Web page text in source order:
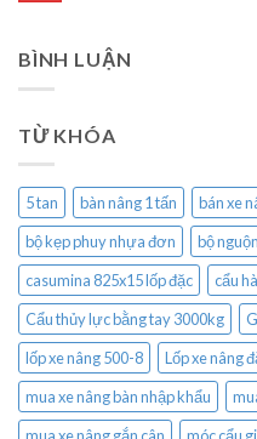
BÌNH LUẬN
TỪ KHÓA
5 tan bàn nâng 1 tấn bán xe
bộ kẹp phuy nhựa đơn
bộ
casumina 825x15 lốp đặc
cẩu
Cẩu thủy lực bằng tay 3000kg
lốp xe nâng 500-8
Lốp xe nâng
mua xe nâng bàn nhập khẩu